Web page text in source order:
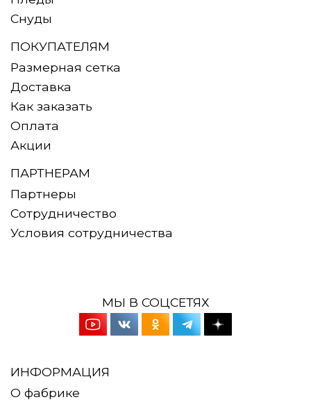
Снуды
ПОКУПАТЕЛЯМ
Размерная сетка
Доставка
Как заказать
Оплата
Акции
ПАРТНЕРАМ
Партнеры
Сотрудничество
Условия сотрудничества
МЫ В СОЦСЕТЯХ
ИНФОРМАЦИЯ
О фабрике